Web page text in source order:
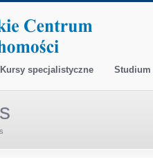
Kursy specjalistyczne Studium